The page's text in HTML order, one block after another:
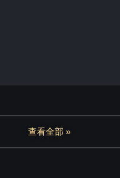
查看全部 »